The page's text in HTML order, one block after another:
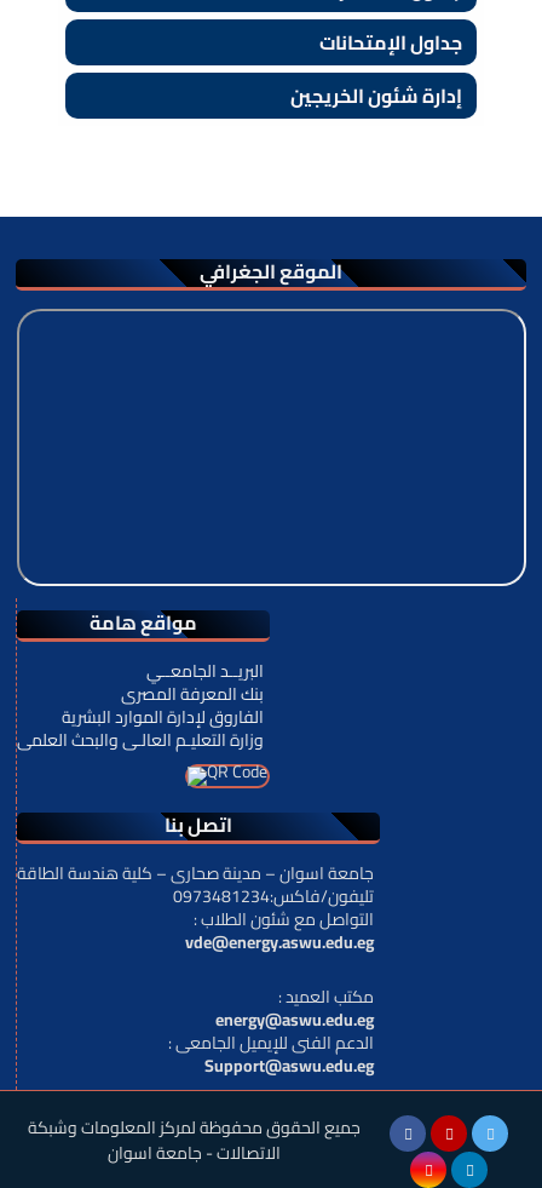
جداول الإمتحانات
إدارة شئون الخريجين
الموقع الجغرافي
مواقع هامة
البريــد الجامعــي
بنك المعرفة المصرى
الفاروق لإدارة الموارد البشرية
وزارة التعليـم العالـى والبحث العلمى
اتصل بنا
جامعة اسوان – مدينة صحارى – كلية هندسة الطاقة
تليفون/فاكس:0973481234
: التواصل مع شئون الطلاب
vde@energy.aswu.edu.eg
: مكتب العميد
energy@aswu.edu.eg
: الدعم الفنى للإيميل الجامعى
Support@aswu.edu.eg
جميع الحقوق محفوظة لمركز المعلومات وشبكة
الاتصالات - جامعة اسوان